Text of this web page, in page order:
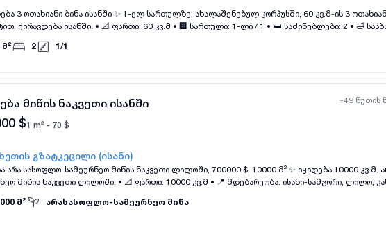
ისანში ✨ 1-ელ სართულზე, ახალაშენებულ კორპუსში, 60 კვ.მ-ის 3 ოთახიანი ბინა, ძველი
📐 ფართი: 60 კვ.მ • 🏢 სართული: 1-ლი / 1 • 🛏 საძინებლები: 2 • 🛁 სააბაზანოები: 1 • 🔧
მ² 2 1/1
-49 წუთის
მიწის ნაკვეთი ისანში
$1 m² - 70 $
გზატკეცილი (ისანი)
სასოფლო-სამეურნეო მიწის ნაკვეთი ლილოში, 700000 $, 10000 მ² ✨ იყიდება 10000 კვ.მ. არა სასოფლო-
ლილოში. • 📐 ფართი: 10000 კვ.მ • 📍 მდებარეობა: ისანი-სამგორი, ლილო, კახეთის
მდებარეობს გეზი-ს (საბაჟო გაფორმების ზონის) მიმდებარე ტერიტორიაზე, 55 მეტრი გზის პირით. 🔑
მ² არასასოფლო-სამეურნეო მიწა